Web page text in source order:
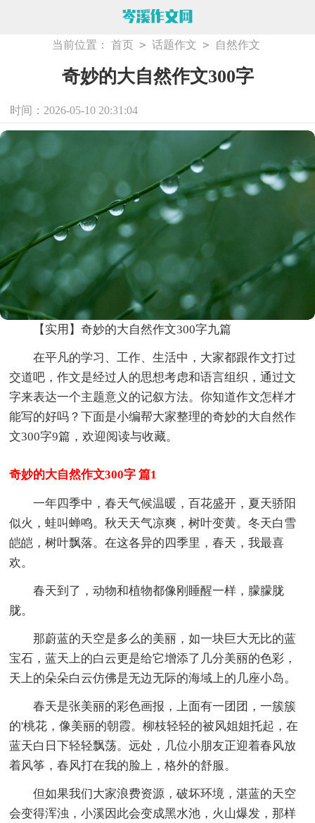
当前位置： 首页 > 话题作文 > 自然作文
奇妙的大自然作文300字
时间：2026-05-10 20:31:04
【实用】奇妙的大自然作文300字九篇
在平凡的学习、工作、生活中，大家都跟作文打过
交道吧，作文是经过人的思想考虑和语言组织，通过文
字来表达一个主题意义的记叙方法。你知道作文怎样才
能写的好吗？下面是小编帮大家整理的奇妙的大自然作
文300字9篇，欢迎阅读与收藏。
奇妙的大自然作文300字 篇1
一年四季中，春天气候温暖，百花盛开，夏天骄阳
似火，蛙叫蝉鸣。秋天天气凉爽，树叶变黄。冬天白雪
皑皑，树叶飘落。在这各异的四季里，春天，我最喜
欢。
春天到了，动物和植物都像刚睡醒一样，朦朦胧
胧。
那蔚蓝的天空是多么的美丽，如一块巨大无比的蓝
宝石，蓝天上的白云更是给它增添了几分美丽的色彩，
天上的朵朵白云仿佛是无边无际的海域上的几座小岛。
春天是张美丽的彩色画报，上面有一团团，一簇簇
的'桃花，像美丽的朝霞。柳枝轻轻的被风姐姐托起，在
蓝天白日下轻轻飘荡。远处，几位小朋友正迎着春风放
着风筝，春风打在我的脸上，格外的舒服。
但如果我们大家浪费资源，破坏环境，湛蓝的天空
会变得浑浊，小溪因此会变成黑水池，火山爆发，那样